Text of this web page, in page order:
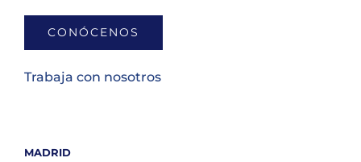
CONÓCENOS
Trabaja con nosotros
MADRID